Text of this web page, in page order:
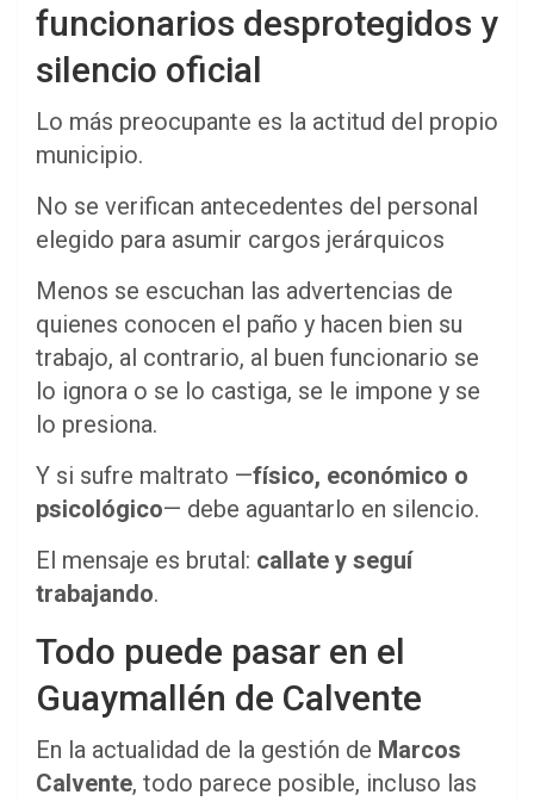
funcionarios desprotegidos y
silencio oficial
Lo más preocupante es la actitud del propio
municipio.
No se verifican antecedentes del personal
elegido para asumir cargos jerárquicos
Menos se escuchan las advertencias de
quienes conocen el paño y hacen bien su
trabajo, al contrario, al buen funcionario se
lo ignora o se lo castiga, se le impone y se
lo presiona.
Y si sufre maltrato —físico, económico o
psicológico— debe aguantarlo en silencio.
El mensaje es brutal: callate y seguí
trabajando.
Todo puede pasar en el
Guaymallén de Calvente
En la actualidad de la gestión de Marcos
Calvente, todo parece posible, incluso las